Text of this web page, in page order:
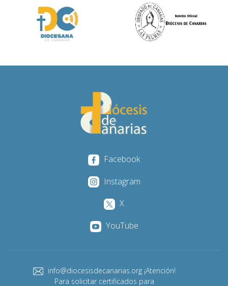
Facebook
Instagram
X
YouTube
info@diocesisdecanarias.org ¡Atención!
Para solicitar certificados para